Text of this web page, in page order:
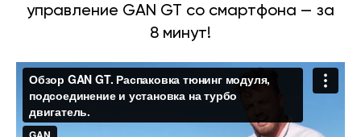
управление GAN GT со смартфона — за
8 минут!